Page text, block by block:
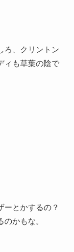
ろ、クリントン
ィも草葉の陰で
ーとかするの？
かもな。